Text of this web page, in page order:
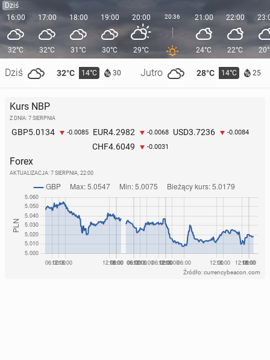
Dziś
16:00
32°C
Dziś 32°C 14°C 30 Jutro 28°C 14°C 25
17:00
32°C
18:00
31°C
19:00
30°C
20:00
29°C
20:36 21:00
24°C
22:00
22°C
Kurs NBP
Z DNIA: 7 SIERPNIA
GBP5.0134 -0.0085 EUR4.2982 -0.0068 USD3.7236 -0.0084
CHF4.6049 -0.0031
Forex
AKTUALIZACJA: 7 SIERPNIA, 22:00
Źródło: currencybeacon.com